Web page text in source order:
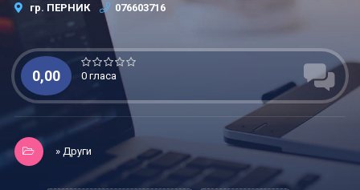
гр. ПЕРНИК 076603716
0,00 0 гласа
» Други